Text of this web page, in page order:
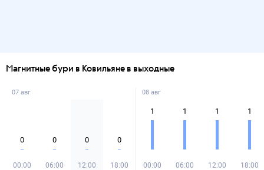
Магнитные бури в Ковильяне в выходные
07 авг
0
00:00
0
06:00
0
12:00
0
18:00
08 авг
1
00:00
1
06:00
1
12:00
1
18:00